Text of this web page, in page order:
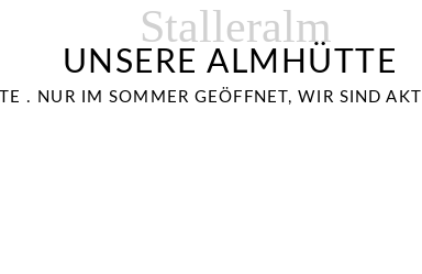
Stalleralm
UNSERE ALMHÜTTE
. NUR IM SOMMER GEÖFFNET, WIR SIND